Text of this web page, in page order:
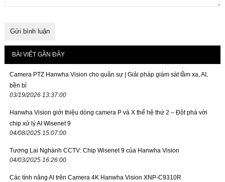
BÀI VIẾT GẦN ĐÂY
Camera PTZ Hanwha Vision cho quân sự | Giải pháp giám sát tầm xa, AI,
bền bỉ
03/19/2026 13:37:00
Hanwha Vision giới thiệu dòng camera P và X thế hệ thứ 2 – Đột phá với
chip xử lý AI Wisenet 9
04/08/2025 15:07:00
Tương Lai Nghành CCTV: Chip Wisenet 9 của Hanwha Vision
04/03/2025 16:26:00
Các tính năng AI trên Camera 4K Hanwha Vision XNP-C9310R